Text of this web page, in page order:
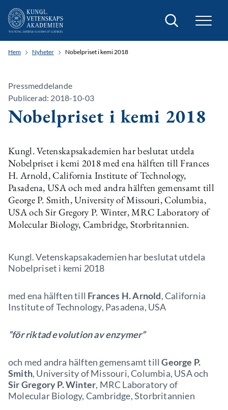
Sök
Hem Nyheter Nobelpriset i kemi 2018
Pressmeddelande
Publicerad: 2018-10-03
Nobelpriset i kemi 2018
Kungl. Vetenskapsakademien har beslutat utdela
Nobelpriset i kemi 2018 med ena hälften till Frances
H. Arnold, California Institute of Technology,
Pasadena, USA och med andra hälften gemensamt till
George P. Smith, University of Missouri, Columbia,
USA och Sir Gregory P. Winter, MRC Laboratory of
Molecular Biology, Cambridge, Storbritannien.
Kungl. Vetenskapsakademien har beslutat utdela
Nobelpriset i kemi 2018
med ena hälften till Frances H. Arnold, California
Institute of Technology, Pasadena, USA
”för riktad evolution av enzymer”
och med andra hälften gemensamt tillGeorge P.
Smith, University of Missouri, Columbia, USA och
Sir Gregory P. Winter, MRC Laboratory of
Molecular Biology, Cambridge, Storbritannien